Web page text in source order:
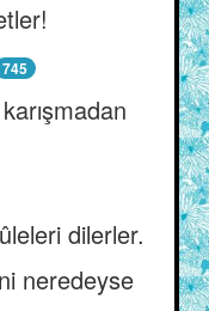
745
dilerler.
neredeyse